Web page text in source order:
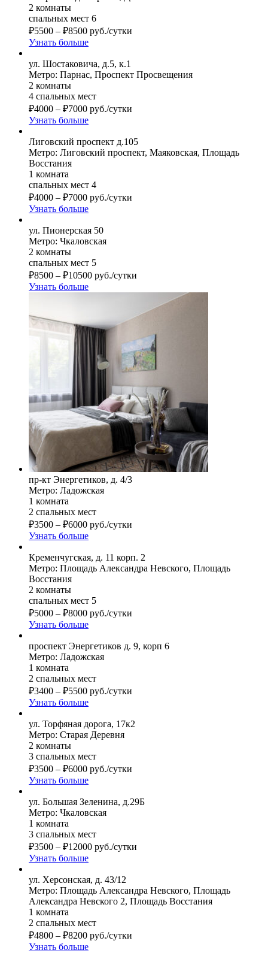
2 комнаты
спальных мест 6
₽5500 – ₽8500 руб./сутки
Узнать больше
ул. Шостаковича, д.5, к.1
Метро: Парнас, Проспект Просвещения
2 комнаты
4 спальных мест
₽4000 – ₽7000 руб./сутки
Узнать больше
Лиговский проспект д.105
Метро: Лиговский проспект, Маяковская, Площадь
Восстания
1 комната
спальных мест 4
₽4000 – ₽7000 руб./сутки
Узнать больше
ул. Пионерская 50
Метро: Чкаловская
2 комнаты
спальных мест 5
₽8500 – ₽10500 руб./сутки
Узнать больше
пр-кт Энергетиков, д. 4/3
Метро: Ладожская
1 комната
2 спальных мест
₽3500 – ₽6000 руб./сутки
Узнать больше
Кременчугская, д. 11 корп. 2
Метро: Площадь Александра Невского, Площадь
Восстания
2 комнаты
спальных мест 5
₽5000 – ₽8000 руб./сутки
Узнать больше
проспект Энергетиков д. 9, корп 6
Метро: Ладожская
1 комната
2 спальных мест
₽3400 – ₽5500 руб./сутки
Узнать больше
ул. Торфяная дорога, 17к2
Метро: Старая Деревня
2 комнаты
3 спальных мест
₽3500 – ₽6000 руб./сутки
Узнать больше
ул. Большая Зеленина, д.29Б
Метро: Чкаловская
1 комната
3 спальных мест
₽3500 – ₽12000 руб./сутки
Узнать больше
ул. Херсонская, д. 43/12
Метро: Площадь Александра Невского, Площадь
Александра Невского 2, Площадь Восстания
1 комната
2 спальных мест
₽4800 – ₽8200 руб./сутки
Узнать больше